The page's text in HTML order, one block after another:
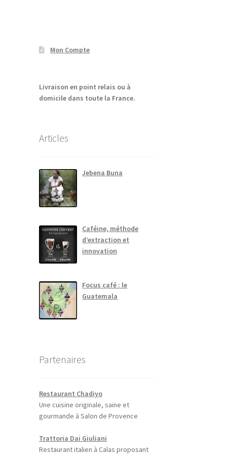
Mon Compte
Livraison en point relais ou à
domicile dans toute la France.
Articles
Jebena Buna
Caféine, méthode
d’extraction et
innovation
Focus café : le
Guatemala
Partenaires
Restaurant Chadiyo
Une cuisine originale, saine et
gourmande à Salon de Provence
Trattoria Dai Giuliani
Restaurant italien à Calas proposant